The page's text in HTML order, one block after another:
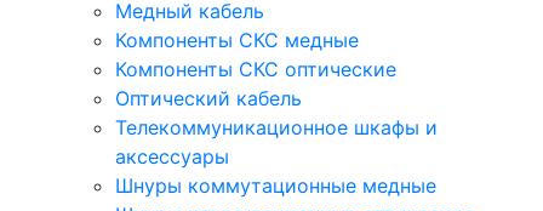
Медный кабель
Компоненты СКС медные
Компоненты СКС оптические
Оптический кабель
Телекоммуникационное шкафы и
аксессуары
Шнуры коммутационные медные